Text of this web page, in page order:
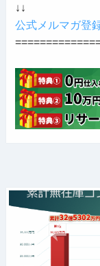
↓↓
公式メルマガ登